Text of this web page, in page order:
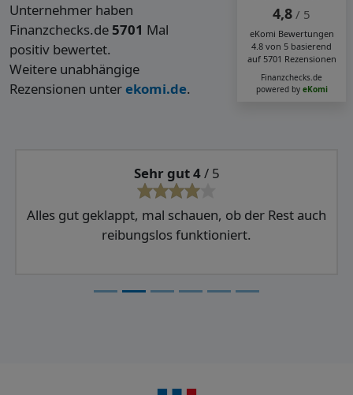
Unternehmer haben
Finanzchecks.de 5701 Mal
positiv bewertet.
Weitere unabhängige
Rezensionen unterekomi.de.
Sehr gut 4/ 5
Alles gut geklappt, mal schauen, ob der Rest auch
reibungslos funktioniert.
4,8 / 5
eKomi Bewertungen
4.8 von 5 basierend
auf 5701 Rezensionen
Finanzchecks.de
powered by eKomi